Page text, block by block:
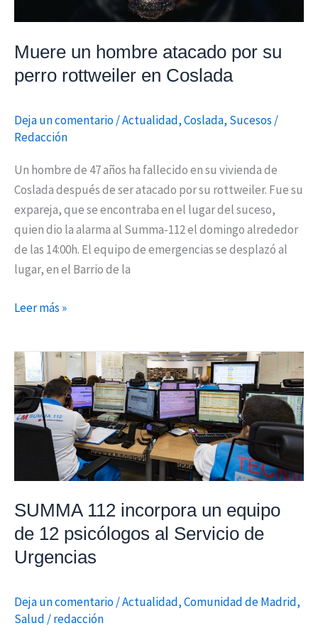
Muere un hombre atacado por su
perro rottweiler en Coslada
Deja un comentario/Actualidad,Coslada, Sucesos /
Redacción
Un hombre de 47 años ha fallecido en su vivienda de
Coslada después de ser atacado por su rottweiler. Fue su
expareja, que se encontraba en el lugar del suceso,
quien dio la alarma al Summa-112 el domingo alrededor
de las 14:00h. El equipo de emergencias se desplazó al
lugar, en el Barrio de la
Coslada
Leer más »
SUMMA 112 incorpora un equipo
de 12 psicólogos al Servicio de
Urgencias
Deja un comentario/Actualidad,Comunidad de Madrid,
Salud /redacción
SUMMA
112
incorpora
un
12
psicólogos
al
Servicio
de